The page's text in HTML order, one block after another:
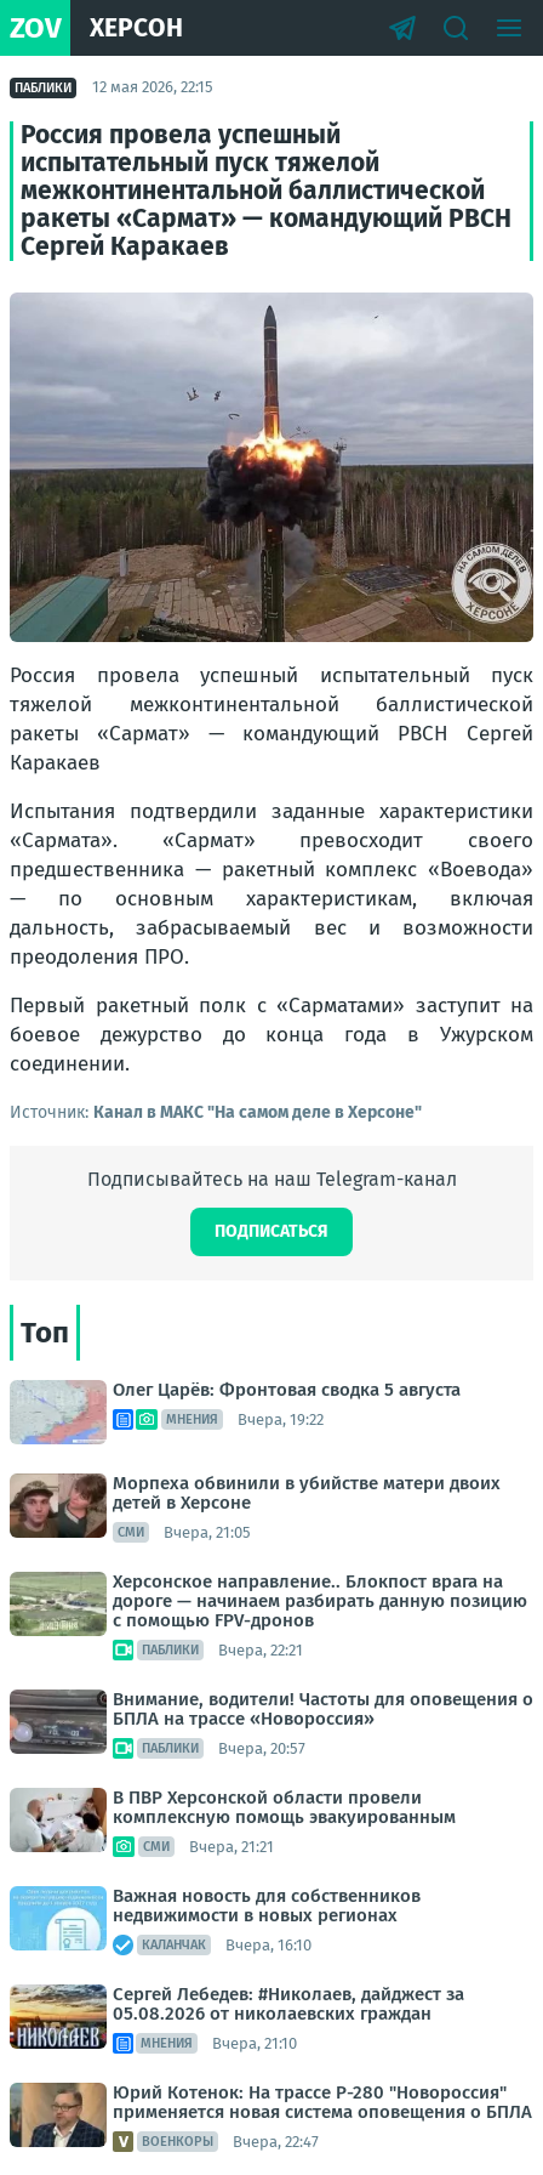
ZOV ХЕРСОН
ПАБЛИКИ 12 мая 2026, 22:15
Россия провела успешный
испытательный пуск тяжелой
межконтинентальной баллистической
ракеты «Сармат» — командующий РВСН
Сергей Каракаев
Россия провела успешный испытательный пуск
тяжелой межконтинентальной баллистической
ракеты «Сармат» — командующий РВСН Сергей
Каракаев
Испытания подтвердили заданные характеристики
«Сармата». «Сармат» превосходит своего
предшественника — ракетный комплекс «Воевода»
— по основным характеристикам, включая
дальность, забрасываемый вес и возможности
преодоления ПРО.
Первый ракетный полк с «Сарматами» заступит на
боевое дежурство до конца года в Ужурском
соединении.
Источник: Канал в МАКС "На самом деле в Херсоне"
Подписывайтесь на наш Telegram-канал
ПОДПИСАТЬСЯ
Топ
Олег Царёв: Фронтовая сводка 5 августа
МНЕНИЯ Вчера, 19:22
Морпеха обвинили в убийстве матери двоих
детей в Херсоне
СМИ Вчера, 21:05
Херсонское направление.. Блокпост врага на
дороге — начинаем разбирать данную позицию
с помощью FPV-дронов
ПАБЛИКИ Вчера, 22:21
Внимание, водители! Частоты для оповещения о
БПЛА на трассе «Новороссия»
ПАБЛИКИ Вчера, 20:57
В ПВР Херсонской области провели
комплексную помощь эвакуированным
СМИ Вчера, 21:21
Важная новость для собственников
недвижимости в новых регионах
КАЛАНЧАК Вчера, 16:10
Сергей Лебедев: #Николаев, дайджест за
05.08.2026 от николаевских граждан
МНЕНИЯ Вчера, 21:10
Юрий Котенок: На трассе Р-280 "Новороссия"
применяется новая система оповещения о БПЛА
ВОЕНКОРЫ Вчера, 22:47